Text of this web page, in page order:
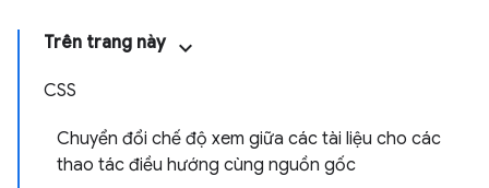
Trên trang này
CSS
Chuyển đổi chế độ xem giữa các tài liệu cho các
thao tác điều hướng cùng nguồn gốc